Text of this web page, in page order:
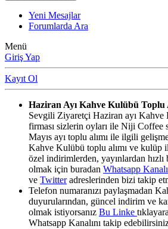
Yeni Mesajlar
Forumlarda Ara
Menü
Giriş Yap
Kayıt Ol
Haziran Ayı Kahve Kulübü Toplu
Sevgili Ziyaretçi Haziran ayı Kahve
firması sizlerin oyları ile Niji Coffee
Mayıs ayı toplu alımı ile ilgili
Kahve Kulübü toplu alımı ve kulüp
özel indirimlerden, yayınlardan
olmak için buradan Whatsapp
ve Twitteradreslerinden bizi takip
Telefon numaranızı paylaşmadan
duyurularından, güncel indirim ve
olmak istiyorsanız Bu Linke
Whatsapp Kanalını takip